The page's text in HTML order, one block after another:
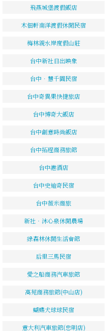
飛燕城堡渡假飯店
木佃軒南洋渡假休閒民宿
梅林親水岸度假山莊
台中新社日出映象
台中．慧千園民宿
台中奇異果快捷旅店
台中博奇大飯店
台中創意時尚飯店
台中拓程商務旅館
台中港酒店
台中史迪奇民宿
台中薇米商旅
新社．沐心泉休閒農場
綠森林休閒生活會館
后里三馬民宿
愛之船商務汽車旅館
高苑商務旅館(中山店)
蝴蝶犬球球民宿
意大利汽車旅館(忠明店)